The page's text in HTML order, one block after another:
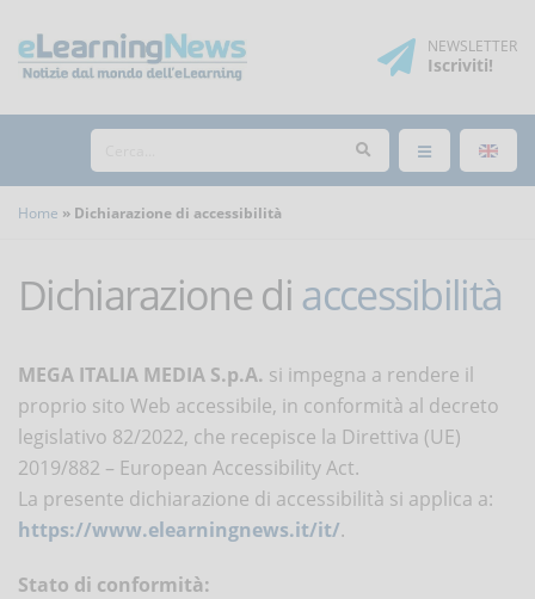
NEWSLETTER
Iscriviti!
Home Dichiarazione di accessibilità
Dichiarazione diaccessibilità
MEGA ITALIA MEDIA S.p.A. si impegna a rendere il
proprio sito Web accessibile, in conformità al decreto
legislativo 82/2022, che recepisce la Direttiva (UE)
2019/882 – European Accessibility Act.
La presente dichiarazione di accessibilità si applica a:
https://www.elearningnews.it/it/.
Stato di conformità: